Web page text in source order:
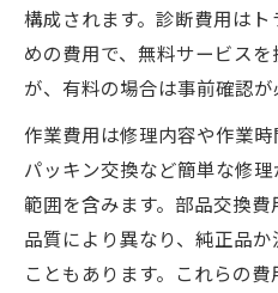
構成されます。診断費用は
めの費用で、無料サービス
が、有料の場合は事前確認が
作業費用は修理内容や作業
パッキン交換など簡単な修
範囲を含みます。部品交換
品質により異なり、純正品
こともあります。これらの